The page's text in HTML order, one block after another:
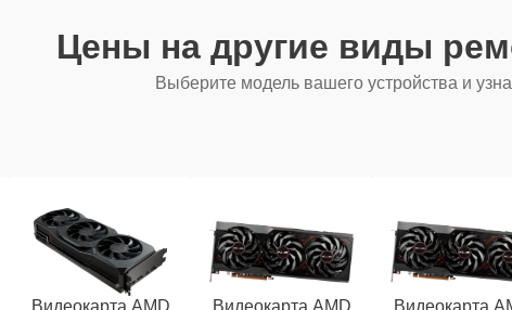
Цены на другие виды
Выберите модель вашего устройства и
Видеокарта AMD
Видеокарта AMD
Видеокарта